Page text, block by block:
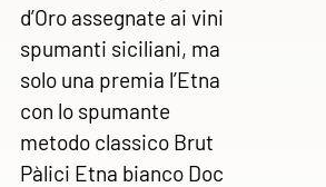
d’Oro assegnate ai vini
spumanti siciliani, ma
solo una premia l’Etna
con lo spumante
metodo classico Brut
Pàlici Etna bianco Doc